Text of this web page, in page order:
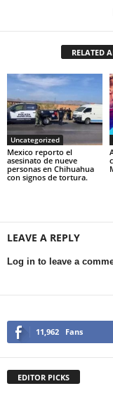
RELATED
Uncategorized
Mexico reporto el
asesinato de nueve
personas en Chihuahua
con signos de tortura.
LEAVE A REPLY
Log in to leave a
11,962 Fans
EDITOR PICKS